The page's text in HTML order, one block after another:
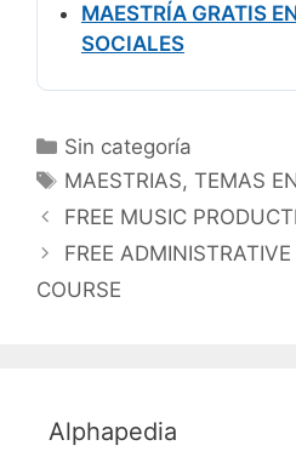
MAESTRÍA GRATIS
SOCIALES
Categorías
Sin categoría
Etiquetas
MAESTRIAS,TEMAS
FREE MUSIC
FREE
COURSE
Alphapedia